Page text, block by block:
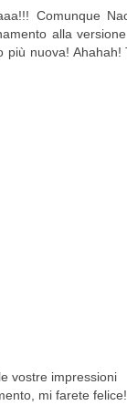
Comunque
alla
più nuova! Ahahah!
vostre impressioni
mi farete felice!